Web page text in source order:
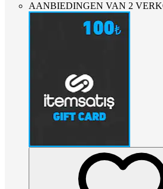
AANBIEDINGEN VAN 2